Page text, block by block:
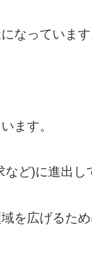
なっています
ます。
ど)に進出し
を広げるた